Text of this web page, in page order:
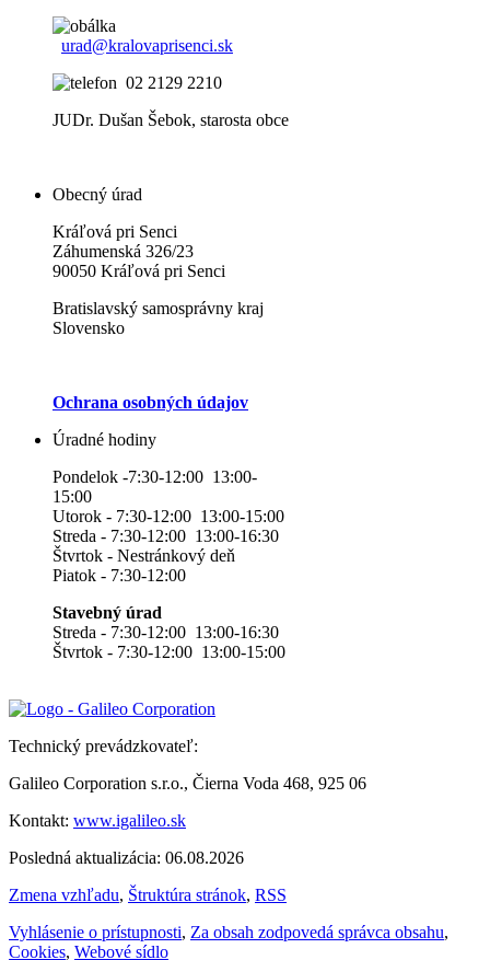
urad@kralovaprisenci.sk
02 2129 2210
JUDr. Dušan Šebok, starosta obce
Obecný úrad
Kráľová pri Senci
Záhumenská 326/23
90050 Kráľová pri Senci
Bratislavský samosprávny kraj
Slovensko
Ochrana osobných údajov
Úradné hodiny
Pondelok -7:30-12:00 13:00-
15:00
Utorok - 7:30-12:00 13:00-15:00
Streda - 7:30-12:00 13:00-16:30
Štvrtok - Nestránkový deň
Piatok - 7:30-12:00
Stavebný úrad
Streda - 7:30-12:00 13:00-16:30
Štvrtok - 7:30-12:00 13:00-15:00
Technický prevádzkovateľ:
Galileo Corporation s.r.o., Čierna Voda 468, 925 06
Kontakt: www.igalileo.sk
Posledná aktualizácia: 06.08.2026
Zmena vzhľadu, Štruktúra stránok, RSS
Vyhlásenie o prístupnosti, Za obsah zodpovedá správca obsahu,
Cookies, Webové sídlo